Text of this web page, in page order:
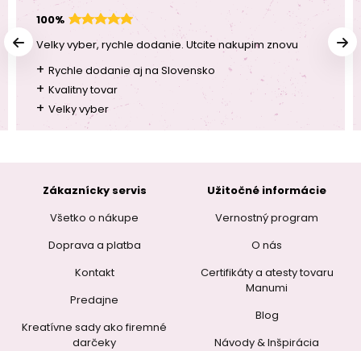
100%
Velky vyber, rychle dodanie. Utcite nakupim znovu
+ Rychle dodanie aj na Slovensko
+ Kvalitny tovar
+ Velky vyber
Zákaznícky servis
Všetko o nákupe
Doprava a platba
Kontakt
Predajne
Kreatívne sady ako firemné
darčeky
Užitočné informácie
Vernostný program
O nás
Certifikáty a atesty tovaru
Manumi
Blog
Návody & Inšpirácia